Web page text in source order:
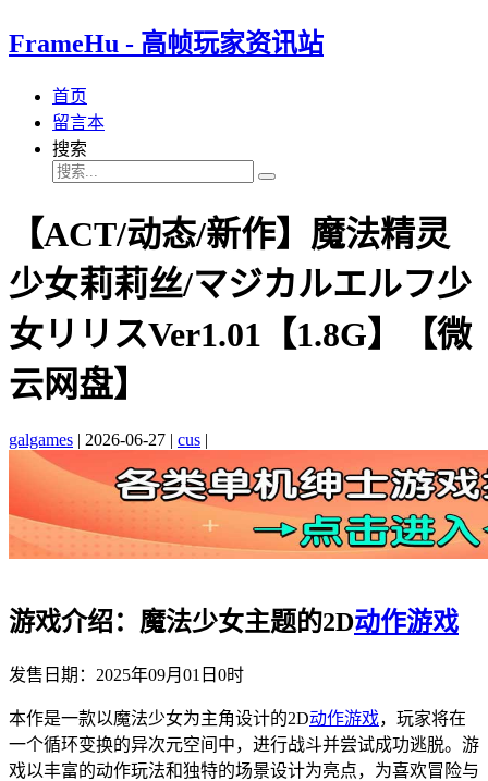
FrameHu - 高帧玩家资讯站
首页
留言本
搜索
【ACT/动态/新作】魔法精灵
少女莉莉丝/マジカルエルフ少
女リリスVer1.01【1.8G】【微
云网盘】
galgames | 2026-06-27 | cus |
游戏介绍：魔法少女主题的2D动作游戏
发售日期：2025年09月01日0时
本作是一款以魔法少女为主角设计的2D动作游戏，玩家将在
一个循环变换的异次元空间中，进行战斗并尝试成功逃脱。游
戏以丰富的动作玩法和独特的场景设计为亮点，为喜欢冒险与